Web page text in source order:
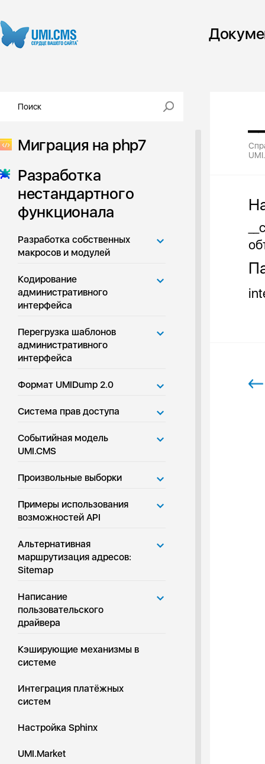
Миграция на php7
Разработка
нестандартного
функционала
Разработка собственных
макросов и модулей
Кодирование
административного
интерфейса
Перегрузка шаблонов
административного
интерфейса
Формат UMIDump 2.0
Система прав доступа
Событийная модель
UMI.CMS
Произвольные выборки
Примеры использования
возможностей API
Альтернативная
маршрутизация адресов:
Sitemap
Написание
пользовательского
драйвера
Кэширующие механизмы в
системе
Интеграция платёжных
систем
Настройка Sphinx
UMI.Market